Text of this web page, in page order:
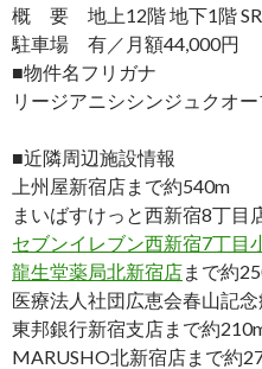
概 要 地上12階 地下1階
駐車場 有／月額44,000円
■物件名フリガナ
リージアニシシンジュクオ
■近隣周辺施設情報
上州屋新宿店まで約540m
まいばすけっと西新宿8丁目
セブンイレブン西新宿7丁目
龍生堂薬局北新宿店まで約
医療法人社団広恵会春山記
東邦銀行新宿支店まで約
MARUSHO北新宿店まで約